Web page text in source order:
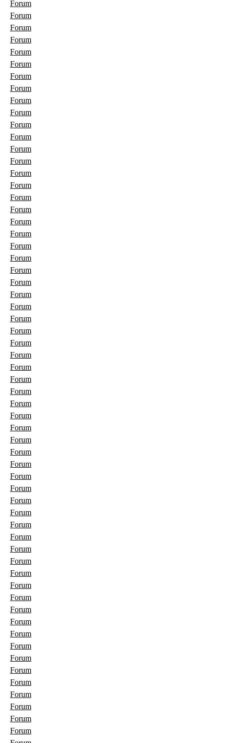
Forum
Forum
Forum
Forum
Forum
Forum
Forum
Forum
Forum
Forum
Forum
Forum
Forum
Forum
Forum
Forum
Forum
Forum
Forum
Forum
Forum
Forum
Forum
Forum
Forum
Forum
Forum
Forum
Forum
Forum
Forum
Forum
Forum
Forum
Forum
Forum
Forum
Forum
Forum
Forum
Forum
Forum
Forum
Forum
Forum
Forum
Forum
Forum
Forum
Forum
Forum
Forum
Forum
Forum
Forum
Forum
Forum
Forum
Forum
Forum
Forum